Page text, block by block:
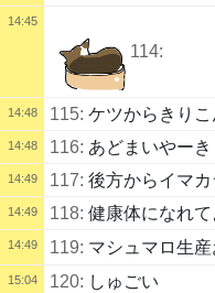
14:45
114:
14:48 115: ケツからきり
14:48 116: あどまいやーき
14:49 117: 後方からイマ
14:49 118: 健康体になれ
14:49 119: マシュマロ生産
15:04 120: しゅごい